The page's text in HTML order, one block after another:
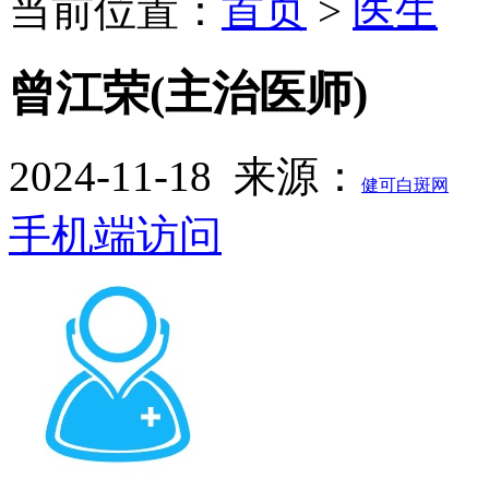
当前位置： 首页 > 医生
曾江荣(主治医师)
2024-11-18 来源： 健可白斑网
手机端访问